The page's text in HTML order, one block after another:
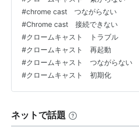
ない検索をしている方は恐らく単純
ていてネット検索をしているのかと
り、Ｇｏｏｇｌｅの問題ではなくク
がらないときの解決方法を記事にし
第です。…
#chrome cast つながらない
#Chrome cast 接続できない
#クロームキャスト トラブル
#クロームキャスト 再起動
#クロームキャスト つながらない
#クロームキャスト 初期化
ネットで話題